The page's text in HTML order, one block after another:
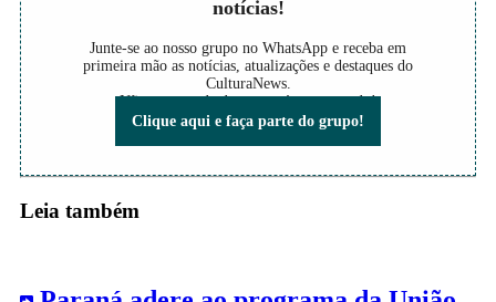
notícias!
Junte-se ao nosso grupo no WhatsApp e receba em
primeira mão as notícias, atualizações e destaques do
CulturaNews.
Não perca nada do que está acontecendo!
Clique aqui e faça parte do grupo!
Leia também